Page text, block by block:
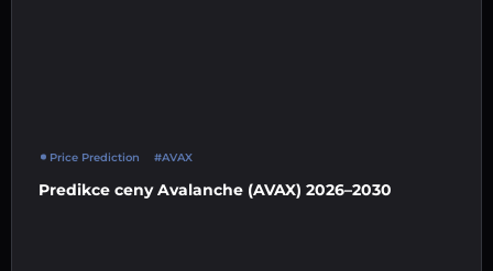
Price Prediction #AVAX
Predikce ceny Avalanche (AVAX) 2026–2030